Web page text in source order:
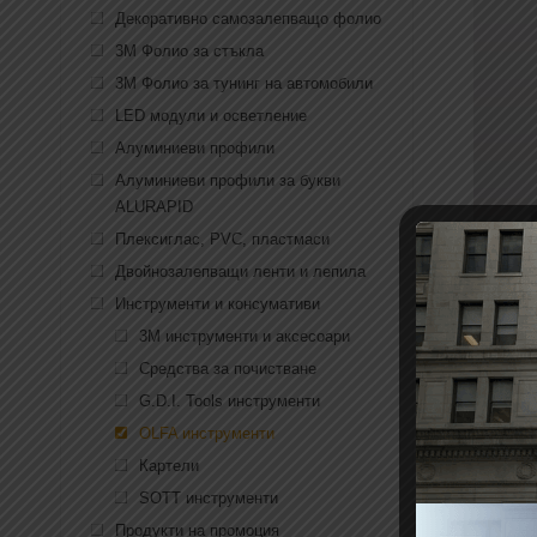
Декоративно самозалепващо фолио
3M Фолио за стъкла
3M Фолио за тунинг на автомобили
LED модули и осветление
Алуминиеви профили
Алуминиеви профили за букви
ALURAPID
Плексиглас, PVC, пластмаси
Двойнозалепващи ленти и лепила
Инструменти и консумативи
3M инструменти и аксесоари
Средства за почистване
G.D.I. Tools инструменти
OLFA инструменти
Картели
SOTT инструменти
Продукти на промоция